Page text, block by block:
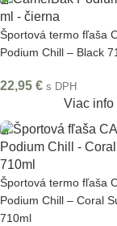
Športová termo fľaša
Podium Chill – Black
22,95 € s DPH
Viac info
Športová termo fľaša
Podium Chill – Coral
710ml